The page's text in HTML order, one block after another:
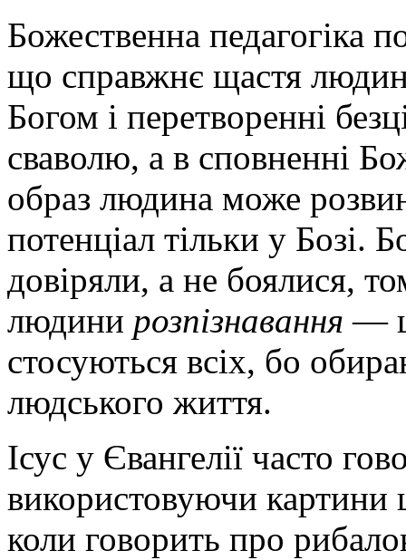
Божественна педагогіка
що справжнє щастя
Богом і перетворенні
сваволю, а в сповненні
образ людина може
потенціал тільки у
довіряли, а не боялися,
людини розпізнавання —
стосуються всіх, бо
людського життя.
Ісус у Євангелії часто
використовуючи
коли говорить про